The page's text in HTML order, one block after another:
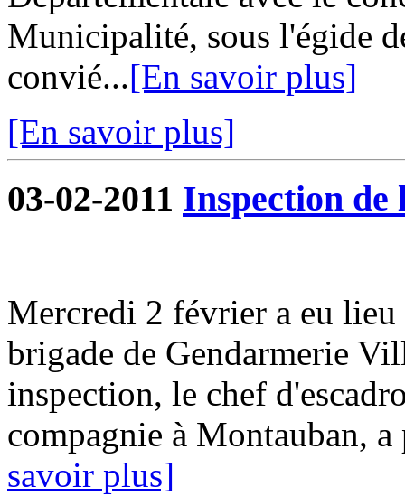
Municipalité, sous l'égide
convié...[En savoir plus]
[En savoir plus]
03-02-2011 Inspection de
Mercredi 2 février a eu
brigade de Gendarmerie
inspection, le chef
compagnie à Montauban,
savoir plus]